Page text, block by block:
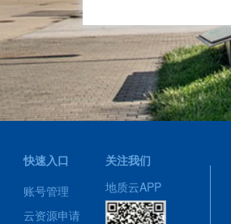
快速入口
账号管理
云资源申请
关注我们
地质云APP